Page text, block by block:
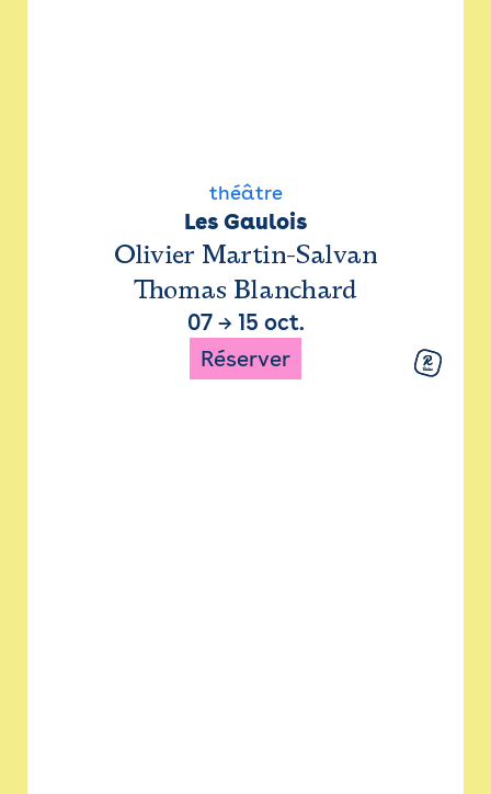
théâtre
Les Gaulois
Olivier Martin-Salvan
Thomas Blanchard
07→ 15 oct.
Réserver